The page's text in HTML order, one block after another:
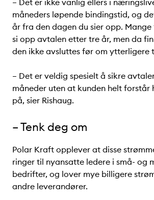
måneders løpende bindingstid, og
år fra den dagen du sier opp.
si opp avtalen etter tre år, men da
den ikke avsluttes før om ytterligere
– Det er veldig spesielt å sikre
måneder uten at kunden helt forstår
på, sier Rishaug.
– Tenk deg om
Polar Kraft opplever at disse
ringer til nyansatte ledere i små- og
bedrifter, og lover mye billigere
andre leverandører.